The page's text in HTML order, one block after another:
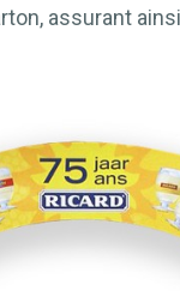
assurant